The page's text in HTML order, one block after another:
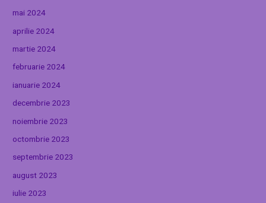
mai 2024
aprilie 2024
martie 2024
februarie 2024
ianuarie 2024
decembrie 2023
noiembrie 2023
octombrie 2023
septembrie 2023
august 2023
iulie 2023